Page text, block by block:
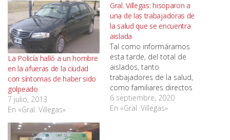
La Policía halló a un hombre
en la afueras de la ciudad
con síntomas de haber sido
golpeado
7 julio, 2013
En «Gral. Villegas»
Gral. Villegas: hisoparon a
una de las trabajadoras de
la salud que se encuentra
aislada
Tal como informáramos
esta tarde, del total de
aislados, tanto
trabajadores de la salud,
como familiares directos
del paciente positivo, no
serían hisopados si no
6 septiembre, 2020
En «Gral. Villegas»